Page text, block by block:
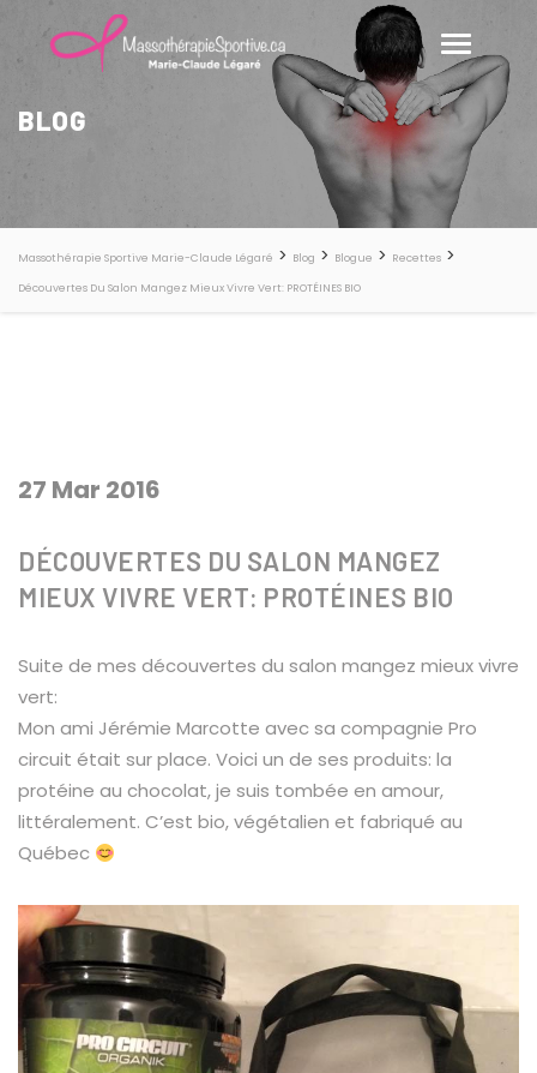
BLOG
Massothérapie Sportive Marie-Claude Légaré > Blog > Blogue > Recettes >
Découvertes Du Salon Mangez Mieux Vivre Vert: PROTÉINES BIO
27 Mar 2016
DÉCOUVERTES DU SALON MANGEZ
MIEUX VIVRE VERT: PROTÉINES BIO
Suite de mes découvertes du salon mangez mieux vivre
vert:
Mon ami Jérémie Marcotte avec sa compagnie Pro
circuit était sur place. Voici un de ses produits: la
protéine au chocolat, je suis tombée en amour,
littéralement. C’est bio, végétalien et fabriqué au
Québec